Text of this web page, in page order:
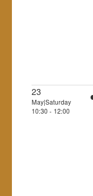
23
May|Saturday
10:30 - 12:00